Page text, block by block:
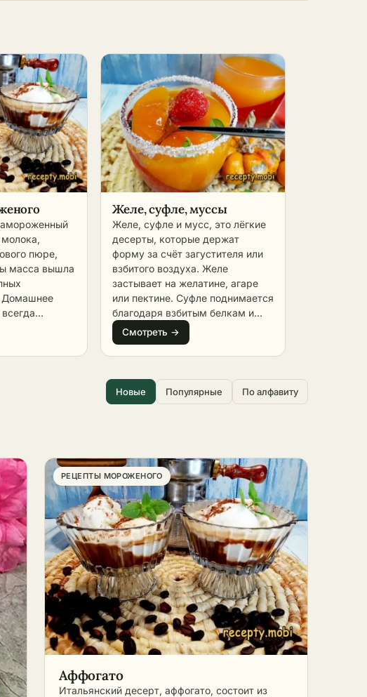
пюре,
масса вышла
Домашнее
вы сами
только
и
креме,
форму в
мягче и не
подают чуть
сорбет и
молока,
немного
в жару.
на
со
не
Готовят
путями. С
взбивается
и выходит
Желе, суфле, муссы
Желе, суфле и мусс, это лёгкие
десерты, которые держат
форму за счёт загустителя или
взбитого воздуха. Желе
застывает на желатине, агаре
или пектине. Суфле поднимается
благодаря взбитым белкам и
запекается. Мусс остаётся
нежным и воздушным без
выпечки. Общее у них одно:
сладость. Их ценят за лёгкость,
такой десерт уместен даже
кусочками фруктов внутри.
Суфле бывает горячим, прямо из
духовки, и холодным, ближе к
муссу по плотности. Муссы
готовят фруктовые, ягодные,
шоколадные и сливочные, на
желатине или на взбитых
сливках. От выбранной основы
зависит и вкус, и то, насколько
плотным получится десерт.
Главное правило: точно
отмеряйте загуститель.
Желатину дайте набухнуть в
холодной воде, затем прогрейте,
силу. Агар, наоборот, доводят
Смотреть →
Новые Популярные По алфавиту
РЕЦЕПТЫ МОРОЖЕНОГО
Аффогато
Итальянский десерт, аффогато, состоит из